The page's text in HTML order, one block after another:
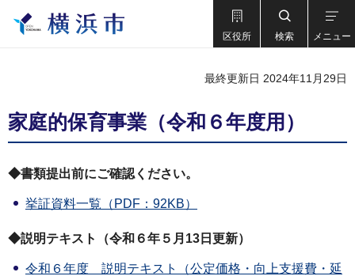
区役所 検索 メニュー
最終更新日 2024年11月29日
家庭的保育事業（令和６年度用）
◆書類提出前にご確認ください。
挙証資料一覧（PDF：92KB）
◆説明テキスト（令和６年５月13日更新）
令和６年度 説明テキスト（公定価格・向上支援費・延